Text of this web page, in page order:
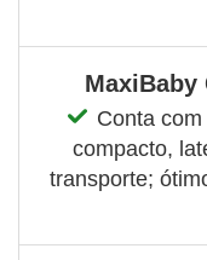
MaxiBaby
Conta
compacto,
transporte;